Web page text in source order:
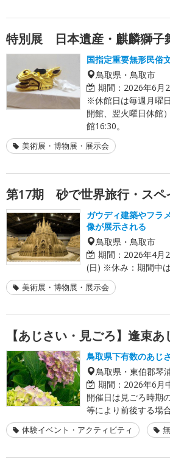
特別展 日本遺産・麒麟獅子
国指定重要無形民俗
鳥取県・鳥取市
期間： 2026年6月
※休館日は毎週月曜
開館、翌火曜日休館
館16:30。
美術展・博物展・展示会
第17期 砂で世界旅行・スペ
ガウディ建築やフラ
像が展示される
鳥取県・鳥取市
期間： 2026年4月
(日) ※休み：期間中
美術展・博物展・展示会
【あじさい・見ごろ】逢束
鳥取県下有数のあじ
鳥取県・東伯郡琴
期間： 2026年6月
開催日は見ごろ時期
等により前後する場
体験イベント・アクティビティ